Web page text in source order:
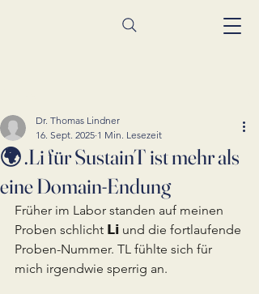
🌍 .Li für SustainT ist mehr als
eine Domain-Endung
Dr. Thomas Lindner
16. Sept. 2025 1 Min. Lesezeit
Früher im Labor standen auf meinen
Proben schlicht 𝗟𝗶 und die fortlaufende
Proben-Nummer. TL fühlte sich für
mich irgendwie sperrig an.